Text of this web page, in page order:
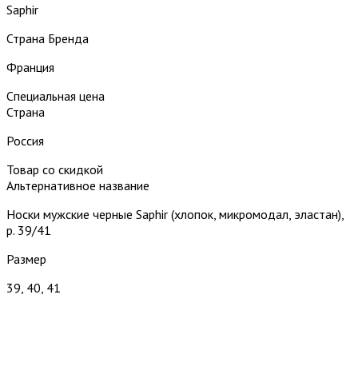
Saphir
Страна Бренда
Франция
Специальная цена
Страна
Россия
Товар со скидкой
Альтернативное название
Носки мужские черные Saphir (хлопок, микромодал, эластан),
р. 39/41
Размер
39, 40, 41